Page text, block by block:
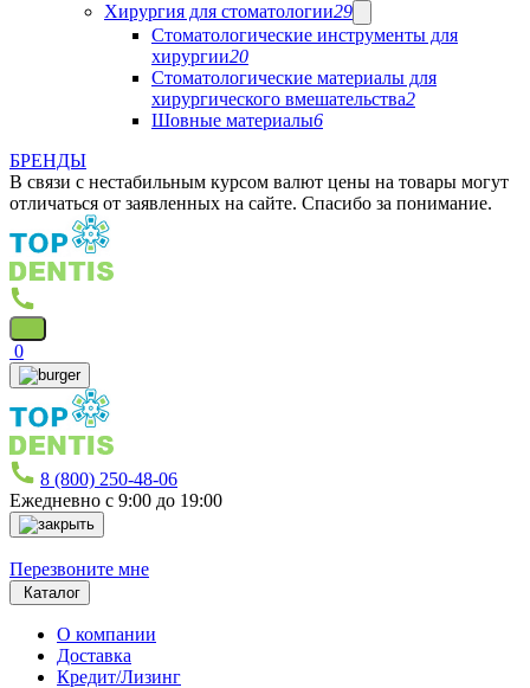
Хирургия для стоматологии29
Стоматологические инструменты для
хирургии20
Стоматологические материалы для
хирургического вмешательства2
Шовные материалы6
БРЕНДЫ
В связи с нестабильным курсом валют цены на товары могут
отличаться от заявленных на сайте. Спасибо за понимание.
0
8 (800) 250-48-06
Ежедневно с 9:00 до 19:00
Перезвоните мне
Каталог
О компании
Доставка
Кредит/Лизинг